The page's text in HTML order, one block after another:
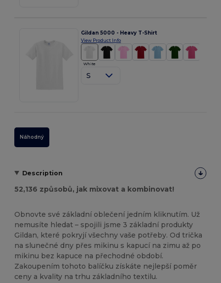
Gildan 5000 - Heavy T-Shirt
View Product Info
White
S
Náhodný
Description
52,136 způsobů, jak mixovat a kombinovat!
Obnovte své základní oblečení jedním kliknutím. Už
nemusíte hledat – spojili jsme 3 základní produkty
Gildan, které pokryjí všechny vaše potřeby. Od trička
na slunečné dny přes mikinu s kapucí na zimu až po
mikinu bez kapuce na přechodné období.
Zakoupením tohoto balíčku získáte nejlepší poměr
ceny a kvality na trhu základního textilu.